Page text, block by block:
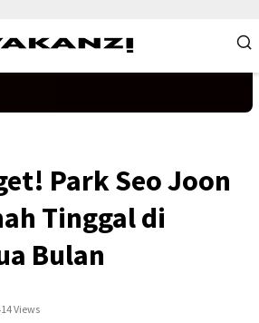
Park Seo Joon
Tinggal di
Bulan
Views